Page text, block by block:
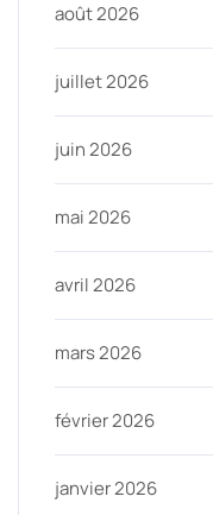
août 2026
juillet 2026
juin 2026
mai 2026
avril 2026
mars 2026
février 2026
janvier 2026